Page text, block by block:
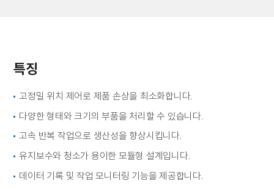
특징
고정밀 위치 제어로 제품 손상을 최소화합니다.
다양한 형태와 크기의 부품을 처리할 수 있습니다.
고속 반복 작업으로 생산성을 향상시킵니다.
유지보수와 청소가 용이한 모듈형 설계입니다.
데이터 기록 및 작업 모니터링 기능을 제공합니다.